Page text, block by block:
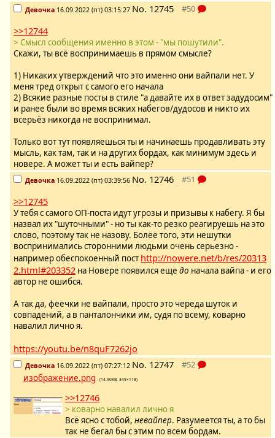
Девочка 16.09.2022 (пт) 03:15:27 No. 12745
>>12744
> Смысл сообщения именно в этом - "мы пошутили".
Скажи, ты всё воспринимаешь в прямом смысле?
1) Никаких утверждений что это именно они вайпали нет. У
меня тред открыт с самого его начала
2) Всякие разные посты в стиле "а давайте их в ответ задудосим"
и ранее были во время всяких набегов/дудосов и никто их
всерьёз никогда не воспринимал.
Только вот тут появляешься ты и начинаешь продавливать эту
мысль, как там, так и на других бордах, как минимум здесь и
новере. А может ты и есть вайпер?
Девочка 16.09.2022 (пт) 03:39:56 No. 12746
>>12745
У тебя с самого ОП-поста идут угрозы и призывы к набегу. Я бы
назвал их "шуточными" - но ты как-то резко реагируешь на это
слово, поэтому так не назову. Более того, эти нешутки
воспринимались сторонними людьми очень серьезно -
например обеспокоенный пост http://nowere.net/b/res/20313
2.html#203352 на Новере появился еще до начала вайпа - и его
автор не ошибся.
А так да, феечки не вайпали, просто это череда шуток и
совпадений, а в панталончики им, судя по всему, коварно
навалил лично я.
https://youtu.be/n8quF7262jo
Девочка 16.09.2022 (пт) 07:27:12 No. 12747
изображение.png - (14.90KB, 349×118)
>>12746
> коварно навалил лично я
Всё ясно с тобой, невайпер. Разумеется ты, а то бы
так не бегал бы с этим по всем бордам.